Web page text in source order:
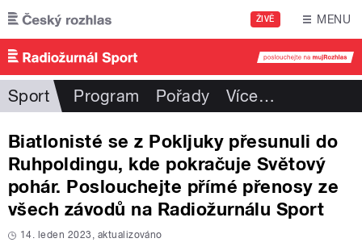
Přejít k hlavnímu obsahu
ŽIVĚ MENU
Sport Program Pořady Více…
Biatlonisté se z Pokljuky přesunuli do
Ruhpoldingu, kde pokračuje Světový
pohár. Poslouchejte přímé přenosy ze
všech závodů na Radiožurnálu Sport
14. leden 2023, aktualizováno